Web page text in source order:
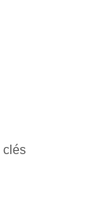
clés